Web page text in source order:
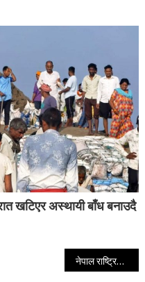
खटिएर अस्थायी बाँध बनाउदै
नेपाल राष्ट्रिय निजामती कर्मचारी संगठनले मनायो १९ औं स्थापना दिवस